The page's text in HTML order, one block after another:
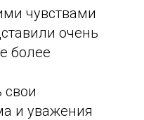
чувствами
очень
более
свои
и уважения